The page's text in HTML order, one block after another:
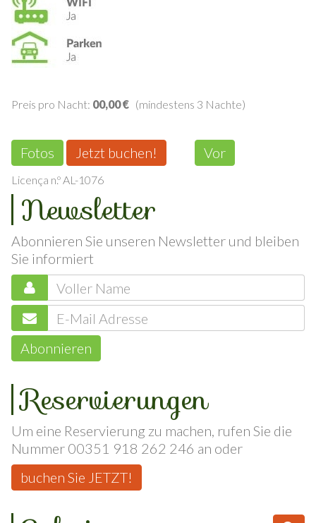
Jetzt buchen!
Licença n.º AL-1076
Newsletter
Abonnieren Sie unseren Newsletter und bleiben
Sie informiert
Reservierungen
Um eine Reservierung zu machen, rufen Sie die
Nummer 00351 918 262 246 an oder